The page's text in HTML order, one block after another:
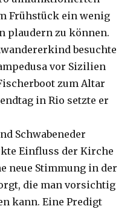
Frühstück ein wenig
plaudern zu können.
besuchte
vor Sizilien
zum Altar
in Rio setzte er
Schwabeneder
Einfluss der Kirche
neue Stimmung in der
die man vorsichtig
kann. Eine Predigt